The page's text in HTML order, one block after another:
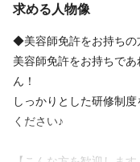
時給1,230円〜1,300円
未経験時給1,230円
経験者時給1,300円
店舗名・勤務地
求める人物像
◆美容師免許をお持ちの
美容師免許をお持ちで
ん！
しっかりとした研修制
ください♪